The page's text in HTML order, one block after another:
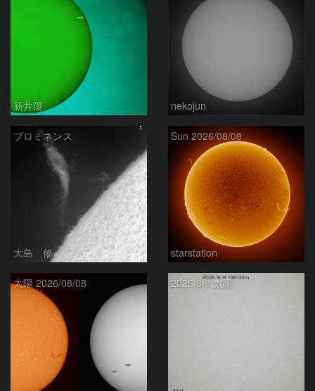
新井優 nekojun
プロミネンス
大島 修
Sun 2026/08/08
starstation
太陽 2026/08/08 2026/8/8 太陽